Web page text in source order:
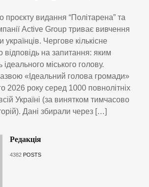
проєкту видання “Політарена” та
Active Group триває вивчення
українців. Чергове кількісне
відповідь на запитання: яким
міського голову.
«Ідеальний голова громади»
2026 року серед 1000 повнолітніх
Україні (за винятком тимчасово
Дані збирали через […]
Редакція
4382 POSTS